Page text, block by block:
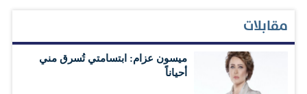
مقابلات
ميسون عزام: ابتسامتي تُسرق مني
أحياناً